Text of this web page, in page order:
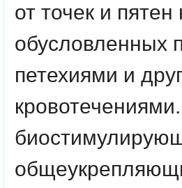
от точек и пятен
обусловленных
петехиями и